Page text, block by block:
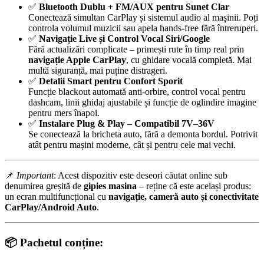
✅ Bluetooth Dublu + FM/AUX pentru Sunet Clar
Conectează simultan CarPlay și sistemul audio al mașinii. Poți
controla volumul muzicii sau apela hands-free fără întreruperi.
✅ Navigație Live și Control Vocal Siri/Google
Fără actualizări complicate – primești rute în timp real prin
navigație Apple CarPlay, cu ghidare vocală completă. Mai
multă siguranță, mai puține distrageri.
✅ Detalii Smart pentru Confort Sporit
Funcție blackout automată anti-orbire, control vocal pentru
dashcam, linii ghidaj ajustabile și funcție de oglindire imagine
pentru mers înapoi.
✅ Instalare Plug & Play – Compatibil 7V–36V
Se conectează la bricheta auto, fără a demonta bordul. Potrivit
atât pentru mașini moderne, cât și pentru cele mai vechi.
📌 Important: Acest dispozitiv este deseori căutat online sub
denumirea greșită de gipies masina – reține că este același produs:
un ecran multifuncțional cu navigație, cameră auto și conectivitate
CarPlay/Android Auto.
📦 Pachetul conține: